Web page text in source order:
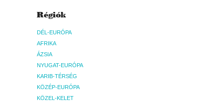
Régiók
DÉL-EURÓPA
AFRIKA
ÁZSIA
NYUGAT-EURÓPA
KARIB-TÉRSÉG
KÖZÉP-EURÓPA
KÖZEL-KELET